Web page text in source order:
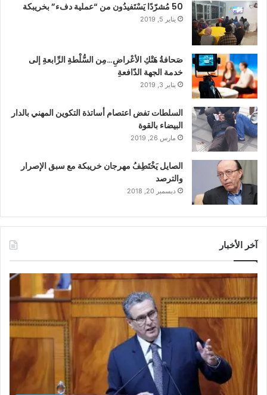
50 مُشرّدًا يَسْتَفيدُون من “عملية دفء” بخريبكة
يناير 5, 2019
صَحافةُ هَتْكِ الأعْراضِ…مِن السُّلْطةِ الرِّابعةِ إلى
خدمة الجهة الدّافعةِ
يناير 3, 2019
السلطات تفض اعتصام أساتذة التكوين المهني بالدار
البيضاء بالقوة
مارس 26, 2019
الصايل يَخْتَطِفُ مهرجان خريبكة مع سبق الإصرار
والترصد
ديسمبر 20, 2018
آخر الأخبار